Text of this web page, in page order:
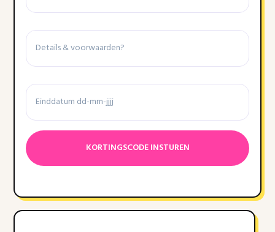
Details
voorwaarden
Einddatum
dash
MM
dash